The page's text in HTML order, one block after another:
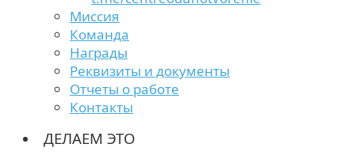
Миссия
Команда
Награды
Реквизиты и документы
Отчеты о работе
Контакты
ДЕЛАЕМ ЭТО